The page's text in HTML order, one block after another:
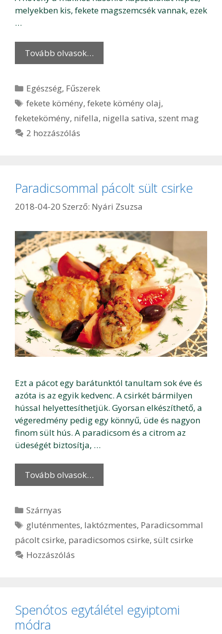
melyekben kis, fekete magszemcsék vannak, ezek
…
Tovább olvasok…
Kategória
Egészség, Fűszerek
Címkék
fekete kömény,fekete kömény olaj,
feketekömény, nifella, nigella sativa, szent mag
2 hozzászólás
Paradicsommal pácolt sült csirke
2018-04-20 Szerző: Nyári Zsuzsa
Ezt a pácot egy barátunktól tanultam sok éve és
azóta is az egyik kedvenc. A csirkét bármilyen
hússal helyettesíthetjük. Gyorsan elkészíthető, a
végeredmény pedig egy könnyű, üde és nagyon
finom sült hús. A paradicsom és a citrom az
üdeségét biztosítja, …
Tovább olvasok…
Kategória
Szárnyas
Címkék
gluténmentes, laktózmentes, Paradicsommal
pácolt csirke, paradicsomos csirke, sült csirke
Hozzászólás
Spenótos egytálétel egyiptomi
módra